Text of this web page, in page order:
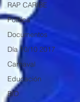
RAP CARIBE
Política
Documentos
Día 10/10 2017
Carnaval
Educación
BID